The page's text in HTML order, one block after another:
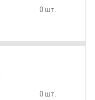
0 шт.
0 шт.